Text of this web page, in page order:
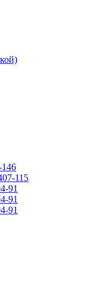
115
91
91
91